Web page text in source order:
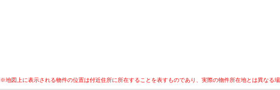
※地図上に表示される物件の位置は付近住所に所在することを表すものであり、実際の物件所在地とは異なる場